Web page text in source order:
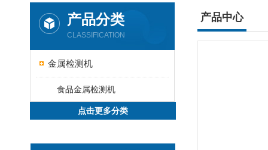
产品分类
CLASSIFICATION
金属检测机
食品金属检测机
点击更多分类
产品中心